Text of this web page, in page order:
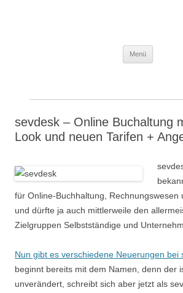
Menü
sevdesk – Online Buchaltung
Look und neuen Tarifen +
für Online-Buchhaltung, Rechnungswesen
und dürfte ja auch mittlerweile den
Zielgruppen Selbstständige und
Nun gibt es verschiedene Neuerungen bei
beginnt bereits mit dem Namen, denn der
unverändert, schreibt sich aber jetzt als